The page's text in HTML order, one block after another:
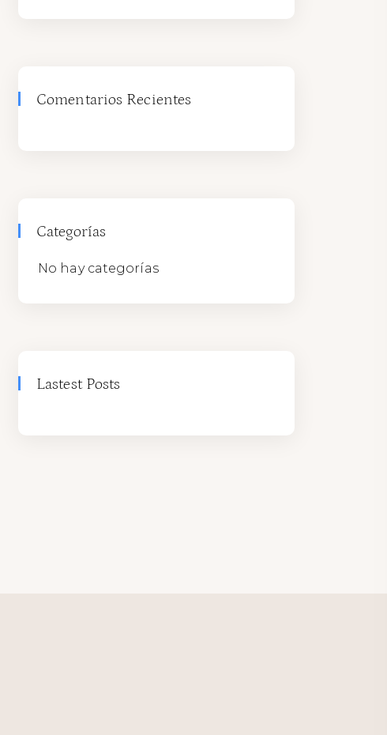
Comentarios Recientes
Categorías
No hay categorías
Lastest Posts